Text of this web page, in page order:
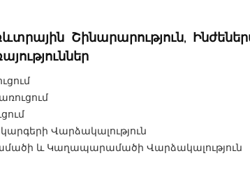
Շինարարություն,
Վարձակալություն
և Կաղապարամածի Վարձակալություն